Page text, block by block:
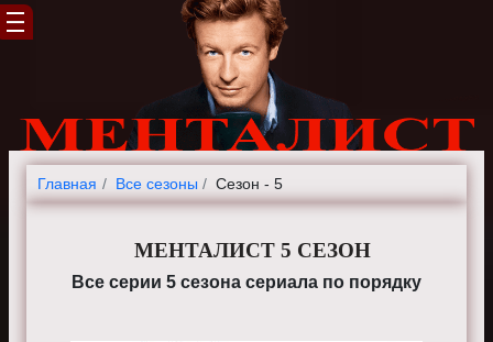
Главная Все сезоны Сезон - 5
МЕНТАЛИСТ 5 СЕЗОН
Все серии 5 сезона сериала по порядку